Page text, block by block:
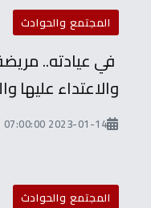
المجتمع والحوادث
في عيادته..
والاعتداء عليها
2023-01-14 07:00:00
المجتمع والحوادث